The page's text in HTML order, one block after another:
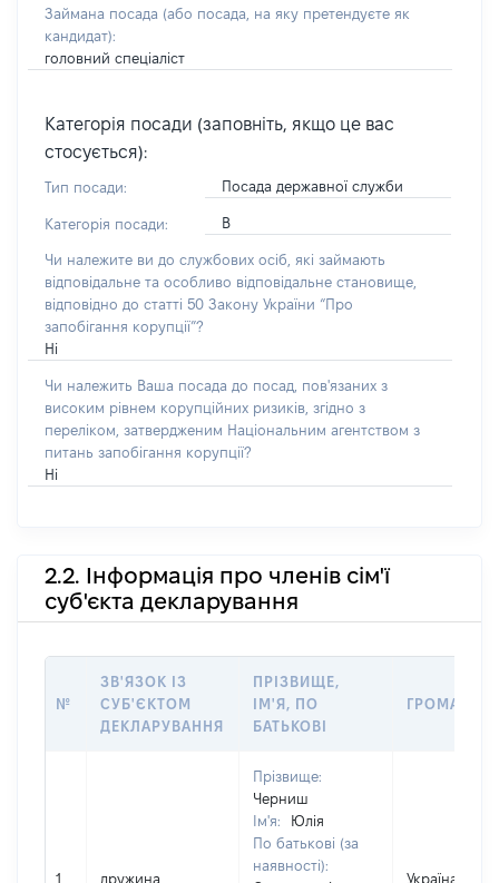
Займана посада (або посада, на яку претендуєте як
кандидат):
головний спеціаліст
Категорія посади (заповніть, якщо це вас
стосується):
Тип посади: Посада державної служби
Категорія посади: В
Чи належите ви до службових осіб, які займають
відповідальне та особливо відповідальне становище,
відповідно до статті 50 Закону України “Про
запобігання корупції”?
Ні
Чи належить Ваша посада до посад, пов'язаних з
високим рівнем корупційних ризиків, згідно з
переліком, затвердженим Національним агентством з
питань запобігання корупції?
Ні
2.2. Інформація про членів сім'ї
суб'єкта декларування
№
ЗВ'ЯЗОК ІЗ
СУБ'ЄКТОМ
ДЕКЛАРУВАННЯ
ПРІЗВИЩЕ,
ІМ'Я, ПО
БАТЬКОВІ
1 дружина
Прізвище:
Черниш
Ім'я:
Юлія
По батькові (за
наявності):
Україна